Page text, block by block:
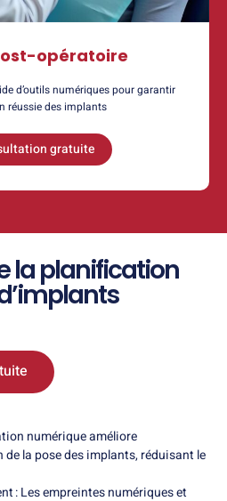
opératoire
d’outils numériques pour garantir
réussie des implants
gratuite
la planification
numérique améliore
la pose des implants, réduisant le
: Les empreintes numériques et